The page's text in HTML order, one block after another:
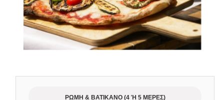
ΡΩΜΗ & ΒΑΤΙΚΑΝΟ (4 Ή 5 ΜΈΡΕΣ)